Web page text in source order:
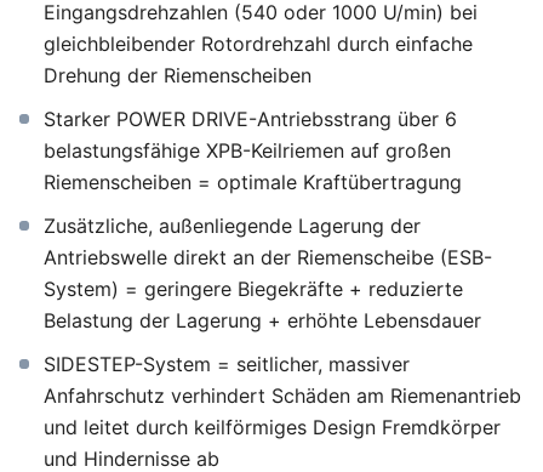
Eingangsdrehzahlen (540 oder 1000 U/min) bei
gleichbleibender Rotordrehzahl durch einfache
Drehung der Riemenscheiben
Starker POWER DRIVE-Antriebsstrang über 6
belastungsfähige XPB-Keilriemen auf großen
Riemenscheiben = optimale Kraftübertragung
Zusätzliche, außenliegende Lagerung der
Antriebswelle direkt an der Riemenscheibe (ESB-
System) = geringere Biegekräfte + reduzierte
Belastung der Lagerung + erhöhte Lebensdauer
SIDESTEP-System = seitlicher, massiver
Anfahrschutz verhindert Schäden am Riemenantrieb
und leitet durch keilförmiges Design Fremdkörper
und Hindernisse ab